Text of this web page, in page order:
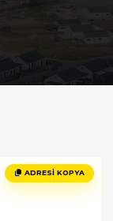
ADRESI KOPYA